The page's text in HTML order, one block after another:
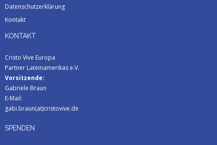
Datenschutzerklärung
Kontakt
KONTAKT
Cristo Vive Europa
Partner Lateinamerikas e.V.
Vorsitzende:
Gabriele Braun
E-Mail:
gabi.braun(at)cristovive.de
SPENDEN